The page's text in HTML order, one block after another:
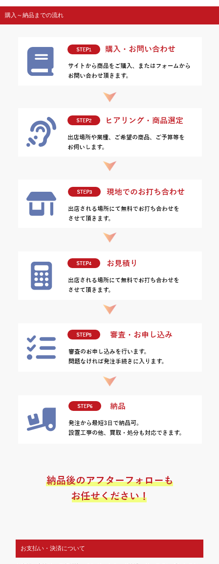
購入～納品までの流れ
お支払い・決済について